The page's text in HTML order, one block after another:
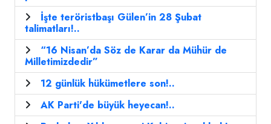
İşte teröristbaşı Gülen’in 28 Şubat
talimatları!..
“16 Nisan’da Söz de Karar da Mühür de
Milletimizdedir”
12 günlük hükümetlere son!..
AK Parti'de büyük heyecan!..